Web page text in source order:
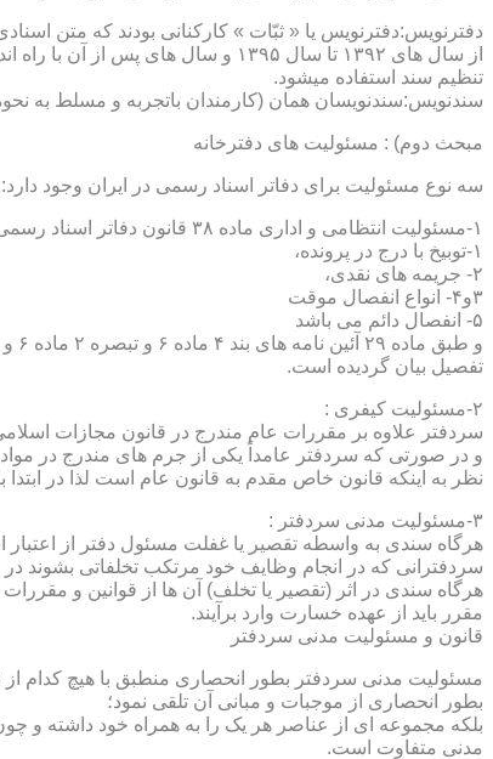
دفترنویس:دفترنویس یا « ثبّات » کارکنانی بودند که متن
از سال های ۱۳۹۲ تا سال ۱۳۹۵ و
تنظیم سند استفاده میشود.
سندنویس:سندنویسان همان (کارمندان باتجربه و مسلط به
مبحث دوم) : مسئولیت های دفترخانه
سه نوع مسئولیت برای دفاتر اسناد رسمی در ایران وجود دارد:
۱-مسئولیت انتظامی و اداری ماده ۳۸ قانون دفاتر اسناد رسمی مجازات های انتظامی را برمی شمرد که ۵ درجه شامل :
۱-توبیخ با درج در پرونده،
۲- جریمه های نقدی،
۳و۴- انواع انفصال موقت
۵- انفصال دائم می باشد
تفصیل بیان گردیده است.
۲-مسئولیت کیفری :
سردفتر علاوه بر مقررات عام مندرج در قانون مجازات اسلامی، مقررات خاصی نیز در مواد ۱۰۰
و در صورتی که سردفتر عامداً یکی از جرم های مندرج در
نظر به اینکه قانون خاص مقدم به قانون عام است لذا در
۳-مسئولیت مدنی سردفتر :
هرگاه سندی به واسطه تقصیر یا غفلت مسئول دفتر از اعتبار
سردفترانی که در انجام وظایف خود مرتکب تخلفاتی بشوند
هرگاه سندی در اثر (تقصیر یا تخلف) آن ها از قوانین و
مقرر باید از عهده خسارت وارد برآیند.
قانون و مسئولیت مدنی سردفتر
مسئولیت مدنی سردفتر بطور انحصاری منطبق با هیچ کدام
بطور انحصاری از موجبات و مبانی آن تلقی نمود؛
بلکه مجموعه ای از عناصر هر یک را به همراه خود داشته و
مدنی متفاوت است.